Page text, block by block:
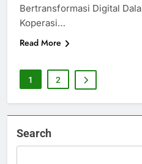
Bertransformasi Digital
Koperasi…
Read More
1 2
Search